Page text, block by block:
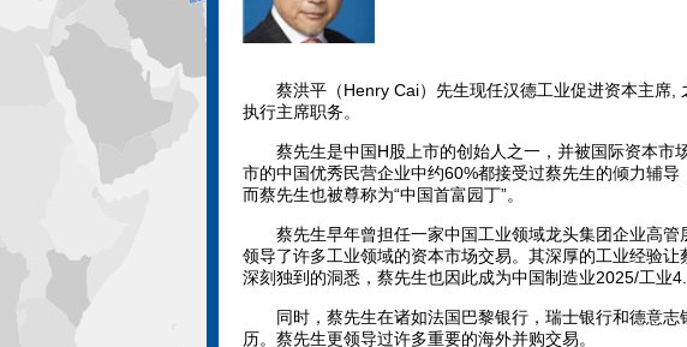
蔡洪平（Henry Cai）先生现任汉德工业促进资本主席,
执行主席职务。
蔡先生是中国H股上市的创始人之一，并被国际资本市
市的中国优秀民营企业中约60%都接受过蔡先生的倾力辅
而蔡先生也被尊称为“中国首富园丁”。
蔡先生早年曾担任一家中国工业领域龙头集团企业高管
领导了许多工业领域的资本市场交易。其深厚的工业经验
深刻独到的洞悉，蔡先生也因此成为中国制造业2025/工业
同时，蔡先生在诸如法国巴黎银行，瑞士银行和德意志
历。蔡先生更领导过许多重要的海外并购交易。